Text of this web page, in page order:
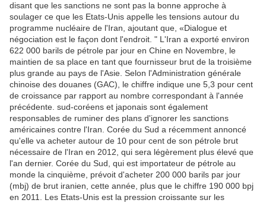
disant que les sanctions ne sont pas la bonne approche à
soulager ce que les Etats-Unis appelle les tensions autour du
programme nucléaire de l'Iran, ajoutant que, «Dialogue et
négociation est le façon dont l'endroit. " L'Iran a exporté environ
622 000 barils de pétrole par jour en Chine en Novembre, le
maintien de sa place en tant que fournisseur brut de la troisième
plus grande au pays de l'Asie. Selon l'Administration générale
chinoise des douanes (GAC), le chiffre indique une 5,3 pour cent
de croissance par rapport au nombre correspondant à l'année
précédente. sud-coréens et japonais sont également
responsables de ruminer des plans d'ignorer les sanctions
américaines contre l'Iran. Corée du Sud a récemment annoncé
qu'elle va acheter autour de 10 pour cent de son pétrole brut
nécessaire de l'Iran en 2012, qui sera légèrement plus élevé que
l'an dernier. Corée du Sud, qui est importateur de pétrole au
monde la cinquième, prévoit d'acheter 200 000 barils par jour
(mbj) de brut iranien, cette année, plus que le chiffre 190 000 bpj
en 2011.
Les Etats-Unis est la pression croissante sur les